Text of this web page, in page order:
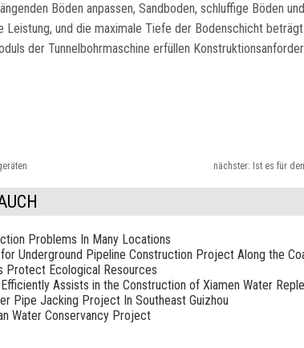
Böden anpassen, Sandboden, schluffige Böden
und die maximale Tiefe der Bodenschicht
der Tunnelbohrmaschine erfüllen
nächster: Ist es für
Problems In Many Locations
Underground Pipeline Construction Project Along the
Protect Ecological Resources
Assists in the Construction of Xiamen Water
Pipe Jacking Project In Southeast Guizhou
Water Conservancy Project